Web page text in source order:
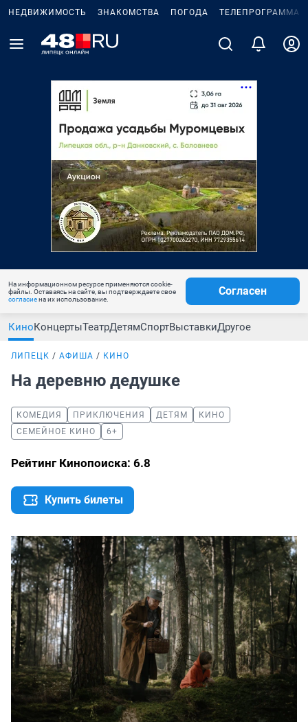
НЕДВИЖИМОСТЬ ЗНАКОМСТВА ПОГОДА ТЕЛЕПРОГРАММА
На информационном ресурсе применяются cookie-
файлы. Оставаясь на сайте, вы подтверждаете свое
согласиена их использование.
Согласен
КиноКонцертыТеатрДетямСпортВыставкиДругое
ЛИПЕЦК АФИША КИНО
На деревню дедушке
КОМЕДИЯ ПРИКЛЮЧЕНИЯ ДЕТЯМ
КИНО
СЕМЕЙНОЕ КИНО
6+
Рейтинг Кинопоиска: 6.8
Купить билеты